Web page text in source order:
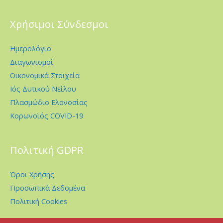
Χρήσιμοι Σύνδεσμοι
Ημερολόγιο
Διαγωνισμοί
Οικονομικά Στοιχεία
Ιός Δυτικού Νείλου
Πλασμώδιο Ελονοσίας
Κορωνοϊός COVID-19
Πολιτική GDPR
Όροι Χρήσης
Προσωπικά Δεδομένα
Πολιτική Cookies